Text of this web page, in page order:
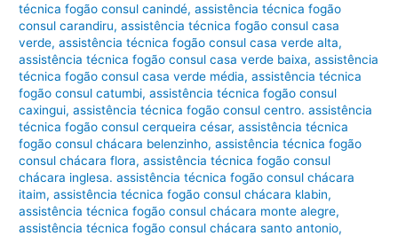
técnica fogão consul canindé,assistência técnica fogão
consul carandiru,assistência técnica fogão consul casa
verde,assistência técnica fogão consul casa verde alta,
assistência técnica fogão consul casa verde baixa,assistência
técnica fogão consul casa verde média,assistência técnica
fogão consul catumbi,assistência técnica fogão consul
caxingui,assistência técnica fogão consul centro. assistência
técnica fogão consul cerqueira césar,assistência técnica
fogão consul chácara belenzinho,assistência técnica fogão
consul chácara flora,assistência técnica fogão consul
chácara inglesa. assistência técnica fogão consul chácara
itaim,assistência técnica fogão consul chácara klabin,
assistência técnica fogão consul chácara monte alegre,
assistência técnica fogão consul chácara santo antonio,